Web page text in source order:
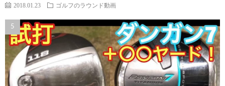
2018.01.23 ゴルフのラウンド動画